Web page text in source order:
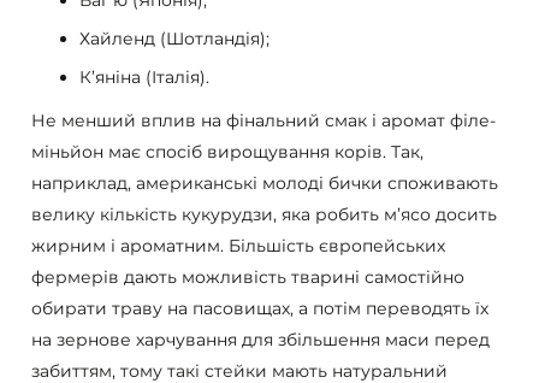
Хайленд (Шотландія);
К’яніна (Італія).
Не менший вплив на фінальний смак і аромат філе-
міньйон має спосіб вирощування корів. Так,
наприклад, американські молоді бички споживають
велику кількість кукурудзи, яка робить м’ясо досить
жирним і ароматним. Більшість європейських
фермерів дають можливість тварині самостійно
обирати траву на пасовищах, а потім переводять їх
на зернове харчування для збільшення маси перед
забиттям, тому такі стейки мають натуральний